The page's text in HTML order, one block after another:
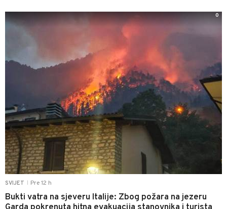
SVIJET Pre 12 h
Bukti vatra na sjeveru Italije: Zbog požara na jezeru
0